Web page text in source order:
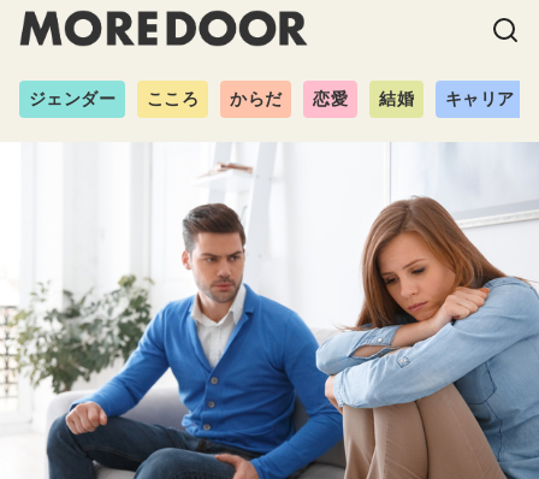
ジェンダー こころ からだ 恋愛 結婚 キャリア